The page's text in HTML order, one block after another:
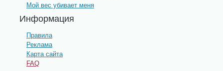
Мой вес убивает меня
Информация
Правила
Реклама
Карта сайта
FAQ